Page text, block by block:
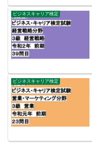
ビジネスキャリア検定
ビジネスキャリア検定